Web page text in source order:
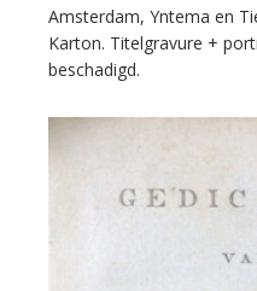
Amsterdam, Yntema en
Karton. Titelgravure +
beschadigd.